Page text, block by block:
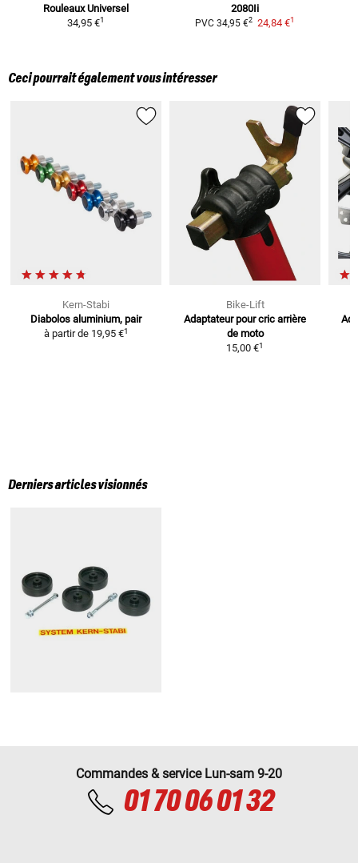
Rouleaux Universel
34,95 €1
2080Ii
PVC 34,95 €2 24,84 €1
Ceci pourrait également vous intéresser
Kern-Stabi
Diabolos aluminium, pair
à partir de 19,95 €1
Bike-Lift
Adaptateur pour cric arrière
de moto
15,00 €1
Derniers articles visionnés
Commandes & service Lun-sam 9-20
01 70 06 01 32